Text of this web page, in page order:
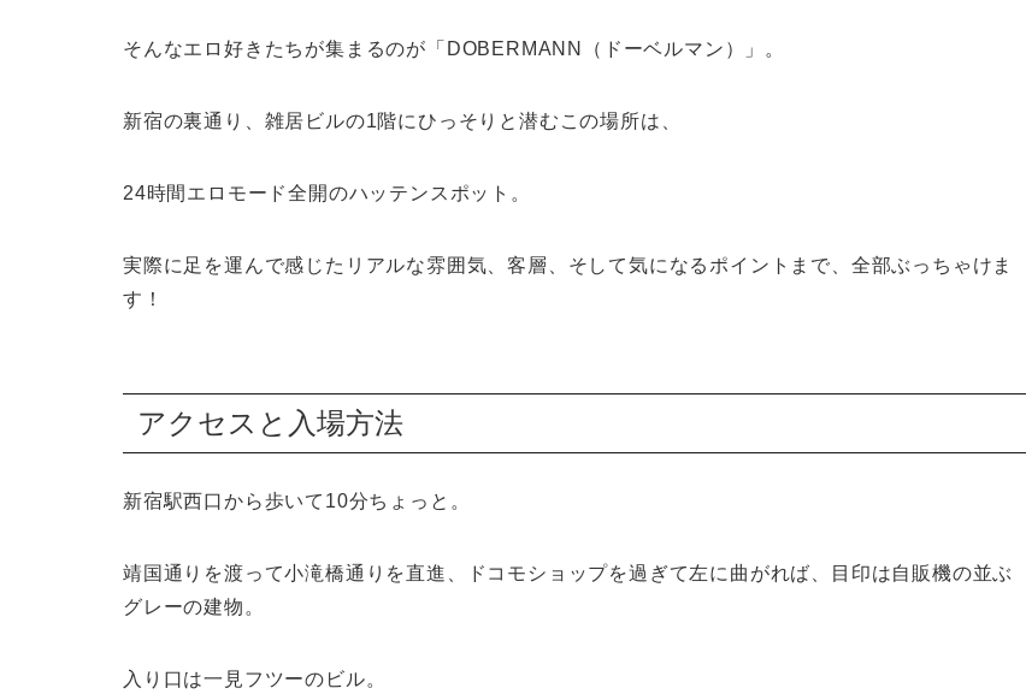
そんなエロ好きたちが集まるのが「DOBERMANN（ドーベルマン）」。
新宿の裏通り、雑居ビルの1階にひっそりと潜むこの場所は、
24時間エロモード全開のハッテンスポット。
実際に足を運んで感じたリアルな雰囲気、客層、そして気になるポイントまで、全部ぶっちゃけま
す！
アクセスと入場方法
新宿駅西口から歩いて10分ちょっと。
靖国通りを渡って小滝橋通りを直進、ドコモショップを過ぎて左に曲がれば、目印は自販機の並ぶ
グレーの建物。
入り口は一見フツーのビル。